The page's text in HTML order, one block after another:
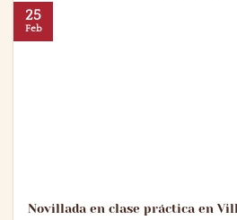
Novillada en clase práctica en
25
Feb